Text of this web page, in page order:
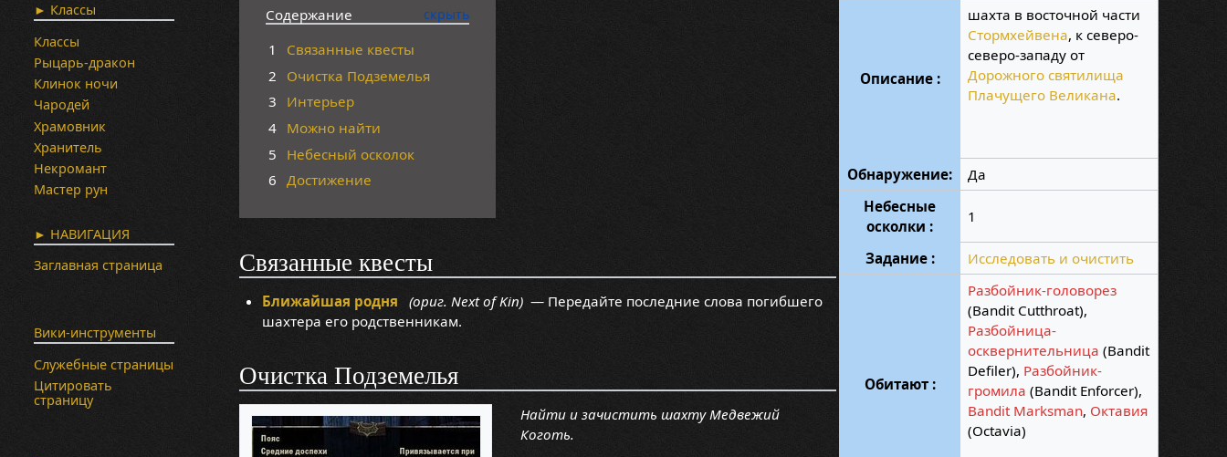
Описание :
шахта в восточной части
Стормхейвена, к северо-
северо-западу от
Дорожного святилища
Плачущего Великана.
Обнаружение:
Да
Небесные
осколки :
1
Задание : Исследовать и очистить
Обитают :
Разбойник-головорез
(Bandit Cutthroat),
Разбойница-
осквернительница (Bandit
Defiler), Разбойник-
громила (Bandit Enforcer),
Bandit Marksman, Октавия
(Octavia)
Содержание
1
Связанные квесты
2
Очистка Подземелья
3
Интерьер
4 Можно найти
5
Небесный осколок
6
Достижение
Связанные квесты
Ближайшая родня (ориг. Next of Kin)— Передайте последние слова погибшего
шахтера его родственникам.
Очистка Подземелья
Найти и зачистить шахту Медвежий
Коготь.
► Классы
Классы
Рыцарь-дракон
Клинок ночи
Чародей
Храмовник
Хранитель
Некромант
Мастер рун
► НАВИГАЦИЯ
Заглавная страница
Вики-инструменты
Служебные страницы
Цитировать
страницу